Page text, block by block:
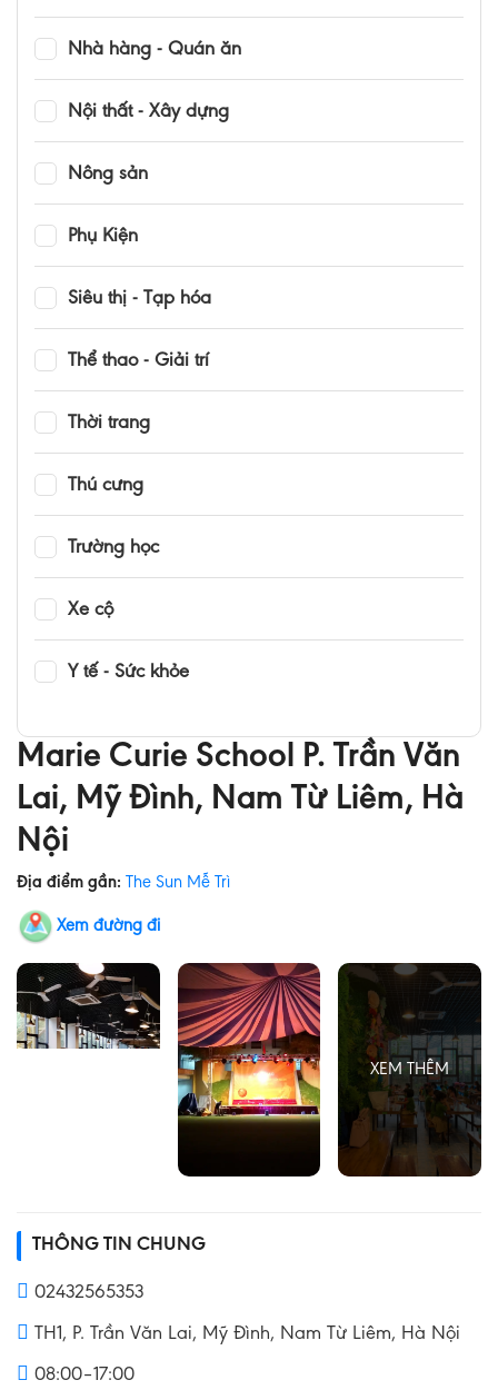
Nhà hàng - Quán ăn
Nội thất - Xây dựng
Nông sản
Phụ Kiện
Siêu thị - Tạp hóa
Thể thao - Giải trí
Thời trang
Thú cưng
Trường học
Xe cộ
Y tế - Sức khỏe
Marie Curie School P. Trần Văn
Lai, Mỹ Đình, Nam Từ Liêm, Hà
Nội
Địa điểm gần: The Sun Mễ Trì
Xem đường đi
THÔNG TIN CHUNG
02432565353
TH1, P. Trần Văn Lai, Mỹ Đình, Nam Từ Liêm, Hà Nội
08:00–17:00